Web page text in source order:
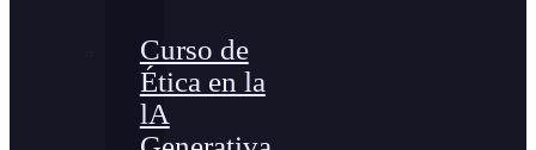
Curso de
Ética en la
lA